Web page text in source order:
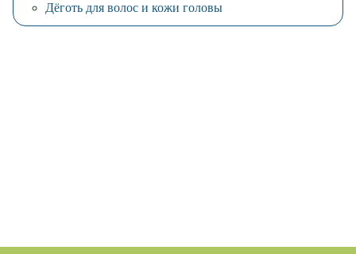
Дёготь для волос и кожи головы